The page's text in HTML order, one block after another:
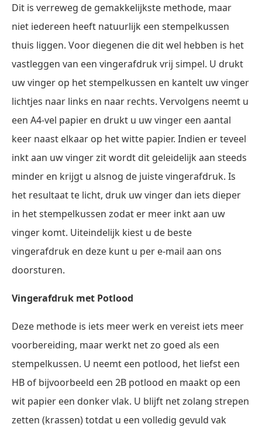
Dit is verreweg de gemakkelijkste methode, maar
niet iedereen heeft natuurlijk een stempelkussen
thuis liggen. Voor diegenen die dit wel hebben is het
vastleggen van een vingerafdruk vrij simpel. U drukt
uw vinger op het stempelkussen en kantelt uw vinger
lichtjes naar links en naar rechts. Vervolgens neemt u
een A4-vel papier en drukt u uw vinger een aantal
keer naast elkaar op het witte papier. Indien er teveel
inkt aan uw vinger zit wordt dit geleidelijk aan steeds
minder en krijgt u alsnog de juiste vingerafdruk. Is
het resultaat te licht, druk uw vinger dan iets dieper
in het stempelkussen zodat er meer inkt aan uw
vinger komt. Uiteindelijk kiest u de beste
vingerafdruk en deze kunt u per e-mail aan ons
doorsturen.
Vingerafdruk met Potlood
Deze methode is iets meer werk en vereist iets meer
voorbereiding, maar werkt net zo goed als een
stempelkussen. U neemt een potlood, het liefst een
HB of bijvoorbeeld een 2B potlood en maakt op een
wit papier een donker vlak. U blijft net zolang strepen
zetten (krassen) totdat u een volledig gevuld vak